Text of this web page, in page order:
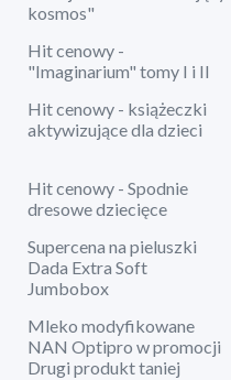
kosmos"
Hit cenowy -
"Imaginarium" tomy I i II
Hit cenowy - książeczki
aktywizujące dla dzieci
Hit cenowy - Spodnie
dresowe dziecięce
Supercena na pieluszki
Dada Extra Soft
Jumbobox
Mleko modyfikowane
NAN Optipro w promocji
Drugi produkt taniej